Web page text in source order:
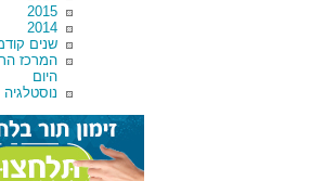
2015
2014
שנים
המרכז
היום
נוסטלגיה